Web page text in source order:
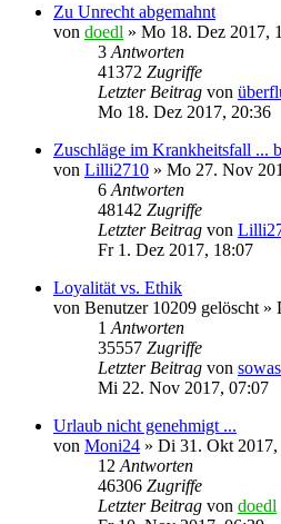
Zu Unrecht abgemahnt
von doedl » Mo 18. Dez 2017,
3 Antworten
41372 Zugriffe
Letzter Beitrag von
Mo 18. Dez 2017, 20:36
Zuschläge im Krankheitsfall ...
von Lilli2710 » Mo 27. Nov
6 Antworten
48142 Zugriffe
Letzter Beitrag von
Fr 1. Dez 2017, 18:07
Loyalität vs. Ethik
von Benutzer 10209 gelöscht »
1 Antworten
35557 Zugriffe
Letzter Beitrag von
Mi 22. Nov 2017, 07:07
Urlaub nicht genehmigt ...
von Moni24 » Di 31. Okt 2017,
12 Antworten
46306 Zugriffe
Letzter Beitrag von doedl